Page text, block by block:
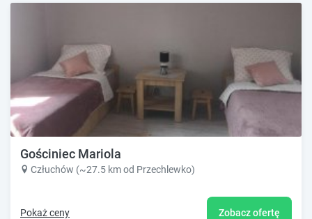
Gościniec Mariola
Człuchów (~27.5 km od Przechlewko)
Pokaż ceny Zobacz ofertę